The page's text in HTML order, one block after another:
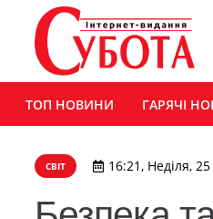
ТОП НОВИНИ ГАРЯЧІ
СВІТ 16:21, Неділя,